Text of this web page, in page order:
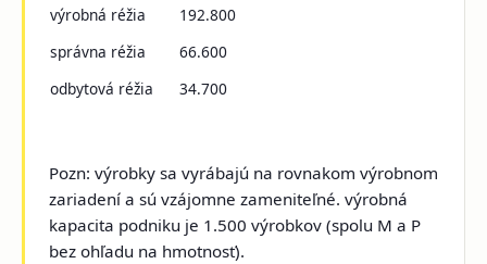
výrobná réžia
192.800
správna réžia
66.600
odbytová réžia
34.700
Pozn: výrobky sa vyrábajú na rovnakom výrobnom
zariadení a sú vzájomne zameniteľné. výrobná
kapacita podniku je 1.500 výrobkov (spolu M a P
bez ohľadu na hmotnosť).